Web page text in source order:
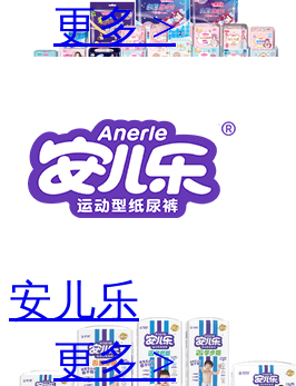
更多 >
安儿乐
更多 >